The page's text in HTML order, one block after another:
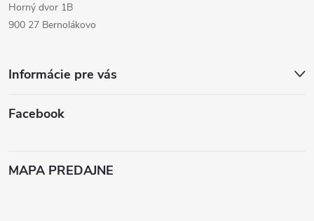
Informácie pre vás
Facebook
Horný dvor 1B
900 27 Bernolákovo
MAPA PREDAJNE